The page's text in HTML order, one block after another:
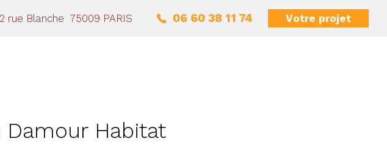
Votre projet
rue Blanche 75009 PARIS 06 60 38 11 74
Damour Habitat